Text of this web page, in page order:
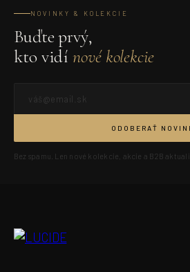
NOVINKY & KOLEKCIE
Buďte prvý,
kto vidínové kolekcie
ODOBERAŤ
Bez spamu. Len nové kolekcie, akcie a B2B